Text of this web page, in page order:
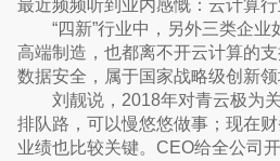
最近频频听到业内感慨：云计算行
“四新”行业中，另外三类企业
高端制造，也都离不开云计算的
数据安全，属于国家战略级创新领
刘靓说，2018年对青云极为
排队路，可以慢悠悠做事；现在
业绩也比较关键。CEO给全公司